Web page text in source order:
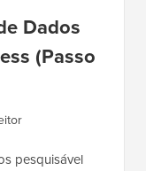
Dados
(Passo
pesquisável